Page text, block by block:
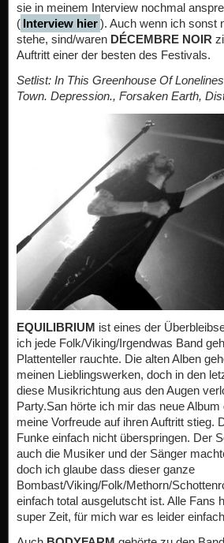
sie in meinem Interview nochmal
( Interview hier). Auch wenn ich sonst
stehe, sind/waren DÉCEMBRE NOIR
Auftritt einer der besten des Festivals.
Setlist: In This Greenhouse Of
Town. Depression., Forsaken Earth,
EQUILIBRIUM ist eines der
ich jede Folk/Viking/Irgendwas Band
Plattenteller rauchte. Die alten Alben
meinen Lieblingswerken, doch in den
diese Musikrichtung aus den Augen
Party.San hörte ich mir das neue Album
meine Vorfreude auf ihren Auftritt stieg.
Funke einfach nicht überspringen. Der
auch die Musiker und der Sänger
doch ich glaube dass dieser ganze
Bombast/Viking/Folk/Methorn/
einfach total ausgelutscht ist. Alle Fans
super Zeit, für mich war es leider